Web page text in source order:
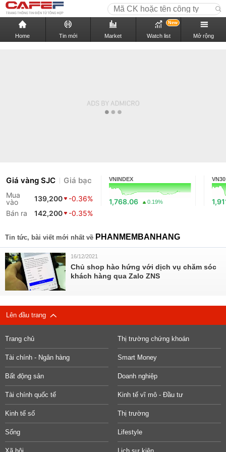
Home Tin mới Market Watch list
New
Mở rộng
Giá vàng SJC Giá bạc
Mua
vào
139,200
-0.36%
Bán ra
142,200 -0.35%
VNINDEX
1,768.06 0.19%
VN30
Tin tức, bài viết mới nhất về PHANMEMBANHANG
16/12/2021
Chủ shop hào hứng với dịch vụ chăm sóc
khách hàng qua Zalo ZNS
Lên đầu trang
Trang chủ Thị trường chứng khoán
Tài chính - Ngân hàng Smart Money
Bất động sản Doanh nghiệp
Tài chính quốc tế Kinh tế vĩ mô - Đầu tư
Kinh tế số Thị trường
Sống Lifestyle